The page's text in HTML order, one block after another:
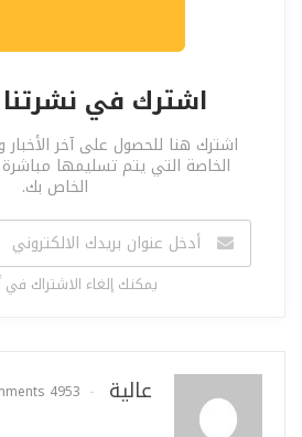
اشترك في نشرتنا
اشترك هنا للحصول على آخر الأخبار
الخاصة التي يتم تسليمها
الخاص بك.
يمكنك إلغاء الاشتراك
عالية 4953 Posts